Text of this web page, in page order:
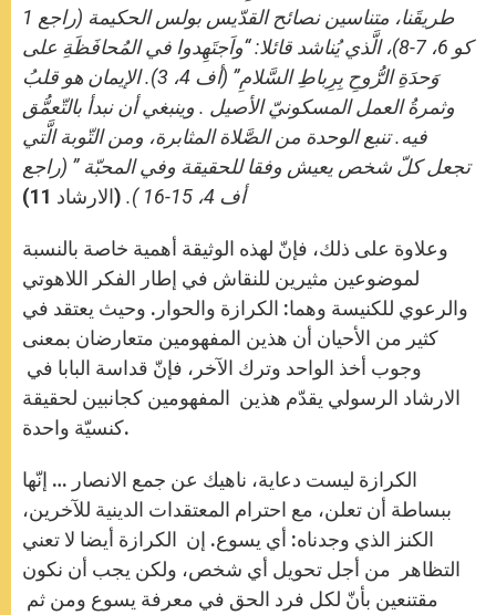
طريقَنا، متناسين نصائح القدّيس بولس الحكيمة (راجع 1
كو 6، 7-8)، الَّذي يُناشد قائلا: “واَجتَهِدوا في المُحافَظَةِ على
وَحدَةِ الرُّوحِ بِرِباطِ السَّلامِ” (أف 4، 3). الإيمان هو قلبُ
وثمرةُ العمل المسكونيّ الأصيل . وينبغي أن نبدأ بالتّعمُّق
فيه. تنبع الوحدة من الصَّلاة المثابرة، ومن التّوبة الَّتي
تجعل كلّ شخص يعيش وفقا للحقيقة وفي المحبّة ” (راجع
أف 4، 15-16 ).
(الارشاد 11)
وعلاوة على ذلك، فإنّ لهذه الوثيقة أهمية خاصة بالنسبة
لموضوعين مثيرين للنقاش في إطار الفكر اللاهوتي
والرعوي للكنيسة وهما: الكرازة والحوار. وحيث يعتقد في
كثير من الأحيان أن هذين المفهومين متعارضان بمعنى
وجوب أخذ الواحد وترك الآخر، فإنّ قداسة البابا في
الارشاد الرسولي يقدّم هذين المفهومين كجانبين لحقيقة
كنسيّة واحدة.
الكرازة ليست دعاية، ناهيك عن جمع الانصار … إنّها
ببساطة أن تعلن، مع احترام المعتقدات الدينية للآخرين،
الكنز الذي وجدناه: أي يسوع. إن الكرازة أيضا لا تعني
التظاهر من أجل تحويل أي شخص، ولكن يجب أن نكون
مقتنعين بأنّ لكل فرد الحق في معرفة يسوع ومن ثم